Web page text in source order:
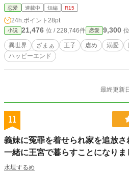
が耐えられるはずがなく……。 虐めて申し訳ない？ 数々の仕打ちの報いは、し
っかり受けていただきます ※設定はゆるめです。 ※暴力描写があります。 ※感
想欄でネタバレ含むのチェックを忘れたりす
い。
恋愛 連載中 短編 R15
24h.ポイント 28pt
小説 21,476 位 / 228,746件 恋愛 9,300
異世界 ざまぁ 王子 虐め 溺愛
ハッピーエンド
最終更新
11
義妹に冤罪を着せられ家を追放
一緒に王宮で暮らすことになりま
水垣するめ